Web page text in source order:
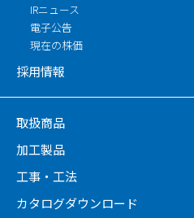
IRニュース
電子公告
現在の株価
採用情報
取扱商品
加工製品
工事・工法
カタログダウンロード